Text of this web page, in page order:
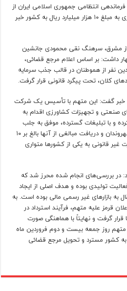
انتظامی جمهوری اسلامی ایران از
استرداد فردی به اتهام کلاهبرداری به مبلغ ۱۰ هزار میلیارد ریال به کشور خبر
مشرق، سرهنگ نقی محمودی جانشین
داشت: بر اساس اعلام مرجع قضائی،
نفر از هموطنان در قالب جذب سرمایه
کلان، تحت پیگرد قانونی قرار گرفت.
خبر گفت: این متهم با تأسیس یک شرکت
صنعتی و تجهیزات کشاورزی اقدام به
و با تبلیغات گسترده، موفق به جلب
اعتماد بیش از چند صد نفر از شهروندان و دریافت مبالغی از آنها بالغ بر ۱۰
غیر قانونی به یکی از کشورها متواری
در بررسی‌های انجام شده محرز شد که
تولیدی بوده و هدف اصلی از ایجاد
به بازارهای غیر رسمی مالی بوده است. به
قرمز علیه متهم، فرآیند استرداد در
قرار گرفت و نهایتاً با هماهنگی صورت
متهم روز جمعه بیست و دوم فروردین ماه
به کشور مسترد و تحویل مرجع قضائی